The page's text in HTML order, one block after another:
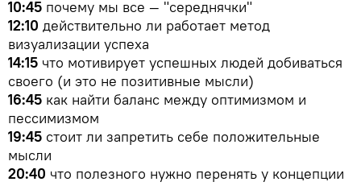
10:45 почему мы все — "середнячки"
12:10 действительно ли работает метод
визуализации успеха
14:15 что мотивирует успешных людей добиваться
своего (и это не позитивные мысли)
16:45 как найти баланс между оптимизмом и
пессимизмом
19:45 стоит ли запретить себе положительные
мысли
20:40 что полезного нужно перенять у концепции